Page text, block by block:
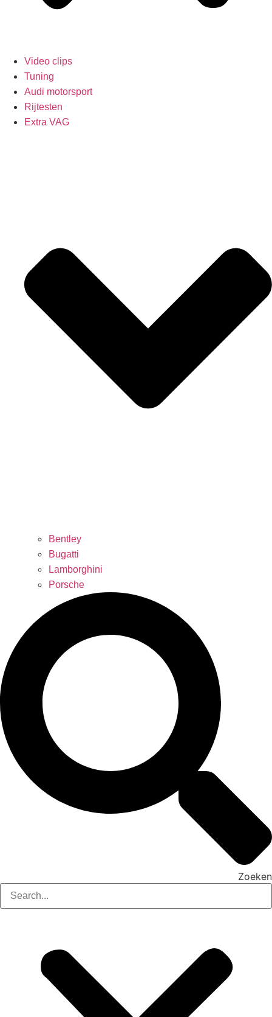
Video clips
Tuning
Audi motorsport
Rijtesten
Extra VAG
Bentley
Bugatti
Lamborghini
Porsche
Zoeken